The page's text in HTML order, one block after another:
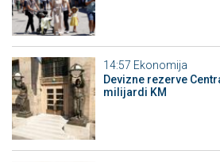
14:57 Ekonomija
Devizne rezerve
milijardi KM